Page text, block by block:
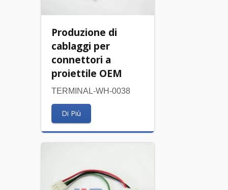
Produzione di
cablaggi per
connettori a
proiettile OEM
TERMINAL-WH-0038
Di Più